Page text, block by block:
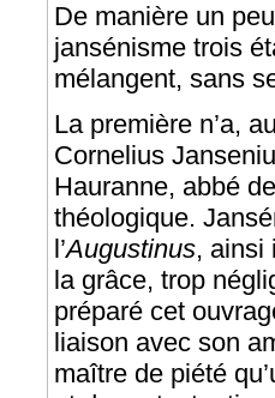
De manière un
jansénisme trois
mélangent, sans
La première n’a,
Cornelius
Hauranne, abbé
théologique.
l’Augustinus, ainsi
la grâce, trop
préparé cet
liaison avec son
maître de piété